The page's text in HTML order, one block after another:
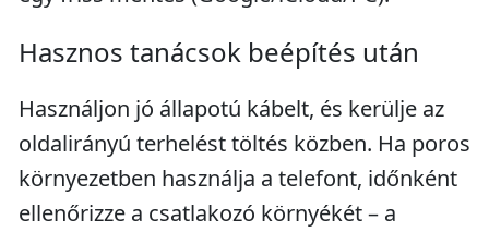
Hasznos tanácsok beépítés után
Használjon jó állapotú kábelt, és kerülje az
oldalirányú terhelést töltés közben. Ha poros
környezetben használja a telefont, időnként
ellenőrizze a csatlakozó környékét – a